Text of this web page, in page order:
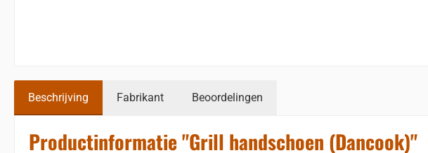
Beschrijving Fabrikant Beoordelingen
Productinformatie "Grill handschoen (Dancook)"